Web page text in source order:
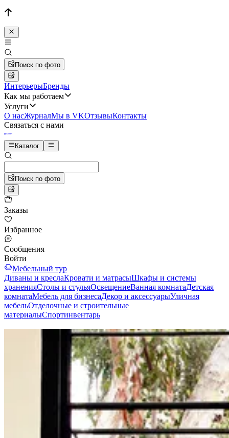
Поиск по фото
ИнтерьерыБренды
Как мы работаем
Услуги
О насЖурналМы в VKОтзывыКонтакты
Связаться с нами
Каталог
Поиск по фото
Заказы
Избранное
Сообщения
Войти
Мебельный тур
Диваны и креслаКровати и матрасыШкафы и системы
храненияСтолы и стульяОсвещениеВанная комнатаДетская
комнатаМебель для бизнесаДекор и аксессуарыУличная
мебельОтделочные и строительные
материалыСпортинвентарь